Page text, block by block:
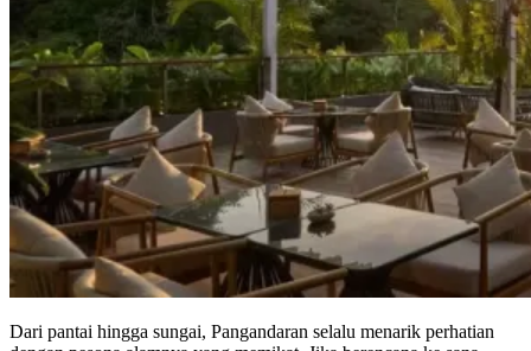
Dari pantai hingga sungai, Pangandaran selalu menarik perhatian